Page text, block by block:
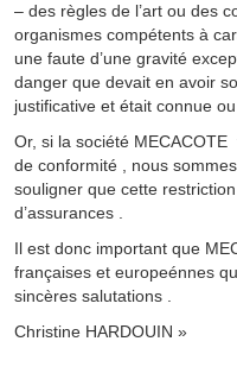
– des règles de l’art ou des
organismes compétents à
une faute d’une gravité
danger que devait en avoir
justificative et était connue
Or, si la société
de conformité , nous
souligner que cette
d’assurances .
Il est donc important que
françaises et europeénnes
sincères salutations .
Christine HARDOUIN »